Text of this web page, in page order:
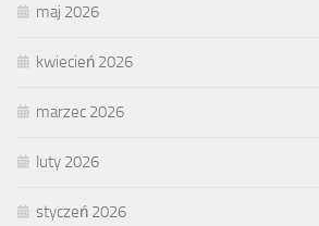
maj 2026
kwiecień 2026
marzec 2026
luty 2026
styczeń 2026